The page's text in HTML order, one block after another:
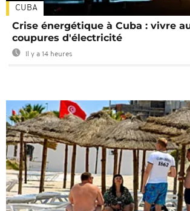
CUBA
Crise énergétique à Cuba : vivre
coupures d'électricité
Il y a 14 heures